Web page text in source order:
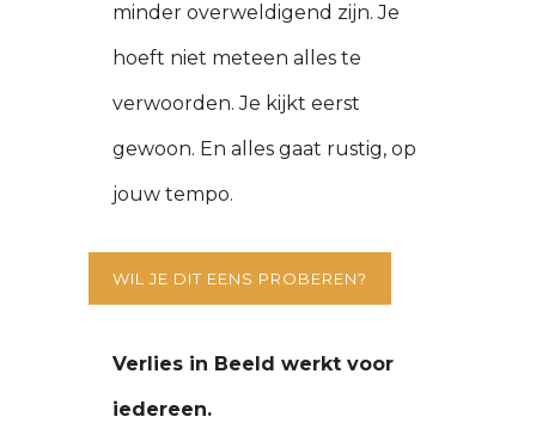
minder overweldigend zijn. Je
hoeft niet meteen alles te
verwoorden. Je kijkt eerst
gewoon. En alles gaat rustig, op
jouw tempo.
WIL JE DIT EENS PROBEREN?
Verlies in Beeld werkt voor
iedereen.